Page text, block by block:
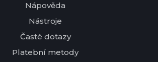
Nápověda
Nástroje
Časté dotazy
Platební metody